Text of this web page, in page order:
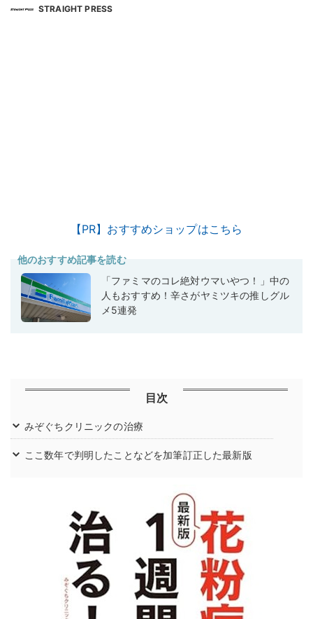
STRAIGHT PRESS
【PR】おすすめショップはこちら
他のおすすめ記事を読む
「ファミマのコレ絶対ウマいやつ！」中の
人もおすすめ！辛さがヤミツキの推しグル
メ5連発
目次
みぞぐちクリニックの治療
ここ数年で判明したことなどを加筆訂正した最新版